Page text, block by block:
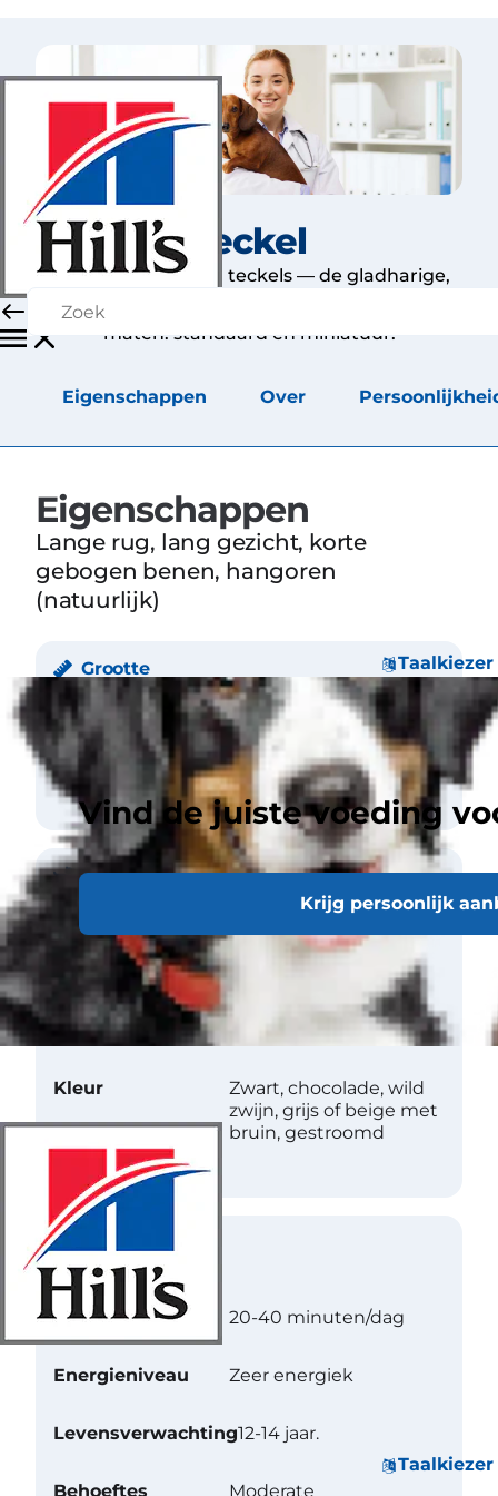
Taalkiezer
Vind de juiste voeding
Krijg persoonlijk
Taalkiezer
Teckel
Alle drie de soorten teckels — de gladharige,
ruwharige en langharige — bestaan ​​in twee
maten: standaard en miniatuur.
Eigenschappen Over
Eigenschappen
Lange rug, lang gezicht, korte
gebogen benen, hangoren
(natuurlijk)
Grootte
Gewicht
Man 4-15 kg
Vrouwelijk 4-15 kg
Vacht
Lengte Van kort naar lang
Structuur
Harde vacht. Recht.
Plat.
Kleur
Zwart, chocolade, wild
zwijn, grijs of beige met
bruin, gestroomd
Oefening 20-40 minuten/dag
Energieniveau Zeer energiek
Levensverwachting12-14 jaar.
Behoeftes Moderate